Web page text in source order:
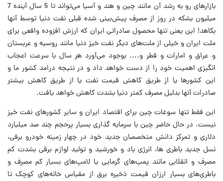
بازارهای رو به رشد آن مانند چین و هند و آسیا می‌تواند تا 5 سال آینده 7
میلیون بشکه در روز از مصرف پیش‌بینی شده قبلی نفت دنیا توسط آنها
بکاهد! این یعنی تنها محصول صادراتی ایران که ارزش افزوده واقعی برای
ملت ایران و خیلی از ملت‌های دیگر نفت خیز دنیا مانند روسیه و عربستان
و عراق و امارات و قطر و.... بوجود می‌آورد هر سال با سرعت اعجاب
انگیزی اهمیت خود را از دست خواهد داد و در نتیجه درامد کشور ما و
این کشورها یا از طریق کاهش قیمت نفت یا از طریق کاهش بیشتر
صادرات آنها بدلیل مصرف کمتر دنیا بشدت کاهش خواهد یافت.
این فقط تنها سوغات چین برای اقتصاد ایران و سایر کشورهای نفت خیز
نیست. در حال حاضر چین با سرمایه گذاری بسیار پرحجم چند صد میلیارد
دلاری و تمرکز دانش متخصصان جدید خود در چهار زمینه خودرو برقی،
نسل جدید باطری ها، انرژی باد و خورشید و تولید لوازم برقی بشدت کم
مصرف و انقلابی مانند پمپ‌های گرمایی یا لامپ‌های بسیار کم مصرف و
باطری‌های بسیار ارزان قیمت ذخیره برق از مقیاس خانه‌های کوچک تا